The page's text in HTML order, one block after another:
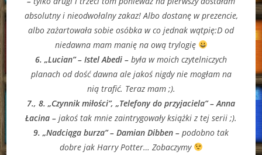
absolutny i nieodwołalny zakaz! Albo dostanę w prezencie,
albo zażartowała sobie osóbka w co jednak wątpię:D od
niedawna mam manię na ową trylogię
6. „Lucian” – Istel Abedi – była w moich czytelniczych
planach od dość dawna ale jakoś nigdy nie mogłam na
nią trafić. Teraz mam ;).
7., 8. „Czynnik miłości”, „Telefony do przyjaciela” – Anna
Łacina – jakoś tak mnie zaintrygowały książki z tej serii ;).
9. „Nadciąga burza” – Damian Dibben – podobno tak
dobre jak Harry Potter… Zobaczymy